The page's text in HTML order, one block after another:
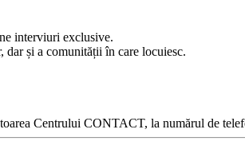
interviuri exclusive.
dar și a comunității în care locuiesc.
Centrului CONTACT, la numărul de